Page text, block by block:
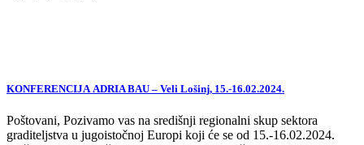
KONFERENCIJA ADRIA BAU – Veli Lošinj, 15.-16.02.2024.
Poštovani, Pozivamo vas na središnji regionalni skup sektora
graditeljstva u jugoistočnoj Europi koji će se od 15.-16.02.2024.